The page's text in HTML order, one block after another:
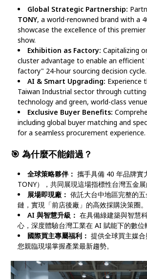
Global Strategic Partnership:
TONY, a world-renowned brand with a
showcase the excellence of this
show.
Exhibition as Factory: Capitalizing
cluster advantage to enable an
factory" 24-hour sourcing decision cycle.
AI & Smart Upgrading: Experience
Taiwan Industrial sector through
technology and green, world-class
Exclusive Buyer Benefits:
including global buyer matching and
for a seamless procurement experience.
🎯 為什麼不能錯過？
全球策略夥伴： 攜手具備 40 年品牌實
TONY），共同展現這場指標性台灣五金展
展場即現廠： 依託大台中地區完整的
鏈，實現「前店後廠」的高效採購決策圈。
AI 與智慧升級： 在具備綠建築與智慧
心，深度體驗台灣工業在 AI 賦能下的數位
國際買主專屬福利： 提供全球買主媒
您親臨現場掌握產業最新趨勢。